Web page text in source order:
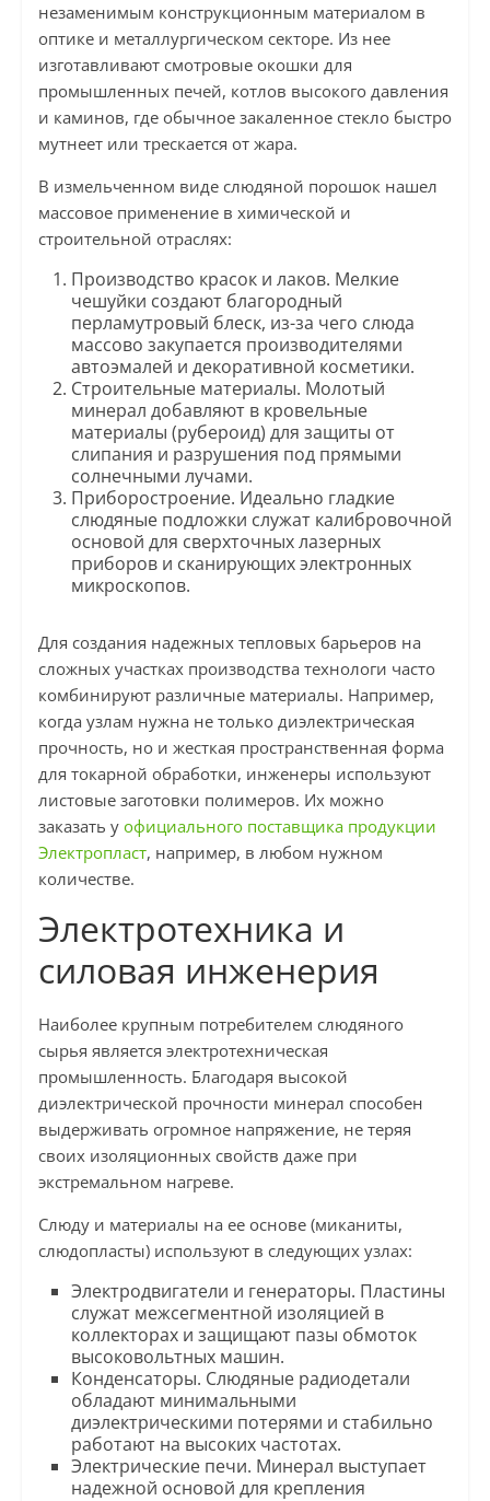
незаменимым конструкционным материалом в
оптике и металлургическом секторе. Из нее
изготавливают смотровые окошки для
промышленных печей, котлов высокого давления
и каминов, где обычное закаленное стекло быстро
мутнеет или трескается от жара.
В измельченном виде слюдяной порошок нашел
массовое применение в химической и
строительной отраслях:
Производство красок и лаков. Мелкие
чешуйки создают благородный
перламутровый блеск, из-за чего слюда
массово закупается производителями
автоэмалей и декоративной косметики.
Строительные материалы. Молотый
минерал добавляют в кровельные
материалы (рубероид) для защиты от
слипания и разрушения под прямыми
солнечными лучами.
Приборостроение. Идеально гладкие
слюдяные подложки служат калибровочной
основой для сверхточных лазерных
приборов и сканирующих электронных
микроскопов.
Для создания надежных тепловых барьеров на
сложных участках производства технологи часто
комбинируют различные материалы. Например,
когда узлам нужна не только диэлектрическая
прочность, но и жесткая пространственная форма
для токарной обработки, инженеры используют
листовые заготовки полимеров. Их можно
заказать у официального поставщика продукции
Электропласт, например, в любом нужном
количестве.
Электротехника и
силовая инженерия
Наиболее крупным потребителем слюдяного
сырья является электротехническая
промышленность. Благодаря высокой
диэлектрической прочности минерал способен
выдерживать огромное напряжение, не теряя
своих изоляционных свойств даже при
экстремальном нагреве.
Слюду и материалы на ее основе (миканиты,
слюдопласты) используют в следующих узлах:
Электродвигатели и генераторы. Пластины
служат межсегментной изоляцией в
коллекторах и защищают пазы обмоток
высоковольтных машин.
Конденсаторы. Слюдяные радиодетали
обладают минимальными
диэлектрическими потерями и стабильно
работают на высоких частотах.
Электрические печи. Минерал выступает
надежной основой для крепления